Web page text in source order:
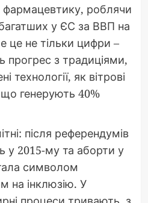
фармацевтику, роблячи
у ЄС за ВВП на
це не тільки цифри –
прогрес з традиціями,
технології, як вітрові
генерують 40%
після референдумів
у 2015-му та аборти у
символом
на інклюзію. У